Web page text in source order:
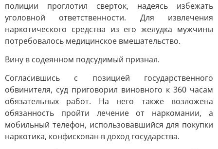
полиции проглотил сверток, надеясь избежать
уголовной ответственности. Для извлечения
наркотического средства из его желудка мужчины
потребовалось медицинское вмешательство.
Вину в содеянном подсудимый признал.
Согласившись с позицией государственного
обвинителя, суд приговорил виновного к 360 часам
обязательных работ. На него также возложена
обязанность пройти лечение от наркомании, а
мобильный телефон, использовавшийся для покупки
наркотика, конфискован в доход государства.